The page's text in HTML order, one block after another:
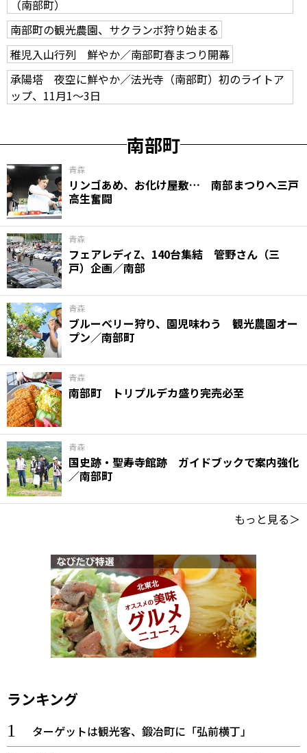
（南部町）
南部町の観光農園、サクランボ狩り始まる
稚児入山行列 鮮やか／南部町春まつり開幕
承陽塔 夜空に鮮やか／法光寺（南部町）初のライトア
ップ、11月1～3日
南部町
青森
リンゴあめ、お化け屋敷… 南部まつりへ三戸
高生奮闘
青森
フェアレディZ、140台集結 管野さん（三
戸）企画／南部
青森
ブルーベリー狩り、園児味わう 観光農園オー
プン／南部町
青森
南部町 トリプルデカ盛り完売必至
青森
国史跡・聖寿寺館跡 ガイドブックで案内強化
／南部町
もっと見る＞
ランキング
ターゲットは観光客、鍛冶町に「弘前横丁」